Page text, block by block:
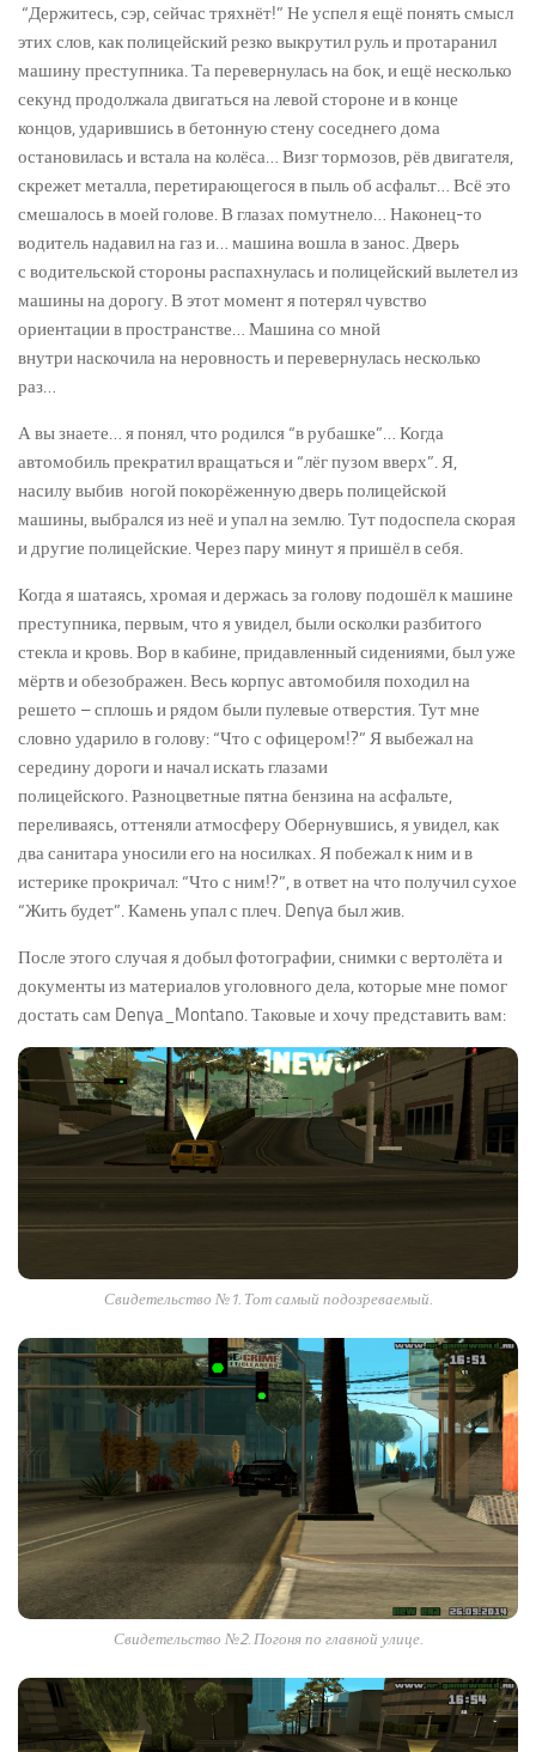
“Держитесь, сэр, сейчас тряхнёт!” Не успел я ещё понять смысл
этих слов, как полицейский резко выкрутил руль и протаранил
машину преступника. Та перевернулась на бок, и ещё несколько
секунд продолжала двигаться на левой стороне и в конце
концов, ударившись в бетонную стену соседнего дома
остановилась и встала на колёса… Визг тормозов, рёв двигателя,
скрежет металла, перетирающегося в пыль об асфальт… Всё это
смешалось в моей голове. В глазах помутнело… Наконец-то
водитель надавил на газ и… машина вошла в занос. Дверь
с водительской стороны распахнулась и полицейский вылетел из
машины на дорогу. В этот момент я потерял чувство
ориентации в пространстве… Машина со мной
внутри наскочила на неровность и перевернулась несколько
раз…
А вы знаете… я понял, что родился “в рубашке”… Когда
автомобиль прекратил вращаться и “лёг пузом вверх”. Я,
насилу выбив ногой покорёженную дверь полицейской
машины, выбрался из неё и упал на землю. Тут подоспела скорая
и другие полицейские. Через пару минут я пришёл в себя.
Когда я шатаясь, хромая и держась за голову подошёл к машине
преступника, первым, что я увидел, были осколки разбитого
стекла и кровь. Вор в кабине, придавленный сидениями, был уже
мёртв и обезображен. Весь корпус автомобиля походил на
решето – сплошь и рядом были пулевые отверстия. Тут мне
словно ударило в голову: “Что с офицером!?” Я выбежал на
середину дороги и начал искать глазами
полицейского. Разноцветные пятна бензина на асфальте,
переливаясь, оттеняли атмосферу Обернувшись, я увидел, как
два санитара уносили его на носилках. Я побежал к ним и в
истерике прокричал: “Что с ним!?”, в ответ на что получил сухое
“Жить будет”. Камень упал с плеч. Denya был жив.
После этого случая я добыл фотографии, снимки с вертолёта и
документы из материалов уголовного дела, которые мне помог
достать сам Denya_Montano. Таковые и хочу представить вам:
Свидетельство №1. Тот самый подозреваемый.
Свидетельство №2. Погоня по главной улице.